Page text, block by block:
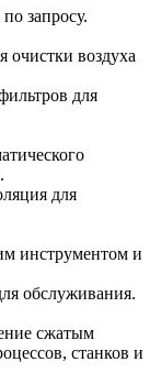
запросу.
очистки воздуха
для
для
инструментом и
обслуживания.
сжатым
станков и